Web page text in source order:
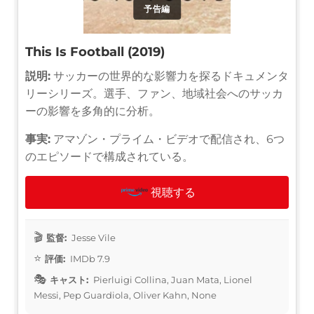
予告編
This Is Football (2019)
説明: サッカーの世界的な影響力を探るドキュメンタ
リーシリーズ。選手、ファン、地域社会へのサッカ
ーの影響を多角的に分析。
事実: アマゾン・プライム・ビデオで配信され、6つ
のエピソードで構成されている。
視聴する
監督: Jesse Vile
評価: IMDb 7.9
キャスト: Pierluigi Collina, Juan Mata, Lionel
Messi, Pep Guardiola, Oliver Kahn, None